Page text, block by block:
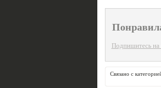
Подпишитесь на
Связано с